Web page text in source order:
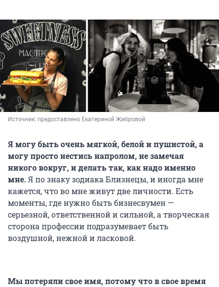
Источник: предоставлено Екатериной Жибровой
Я могу быть очень мягкой, белой и пушистой, а
могу просто нестись напролом, не замечая
никого вокруг, и делать так, как надо именно
мне.Я по знаку зодиака Близнецы, и иногда мне
кажется, что во мне живут две личности. Есть
моменты, где нужно быть бизнесвумен —
серьезной, ответственной и сильной, а творческая
сторона профессии подразумевает быть
воздушной, нежной и ласковой.
Мы потеряли свое имя, потому что в свое время